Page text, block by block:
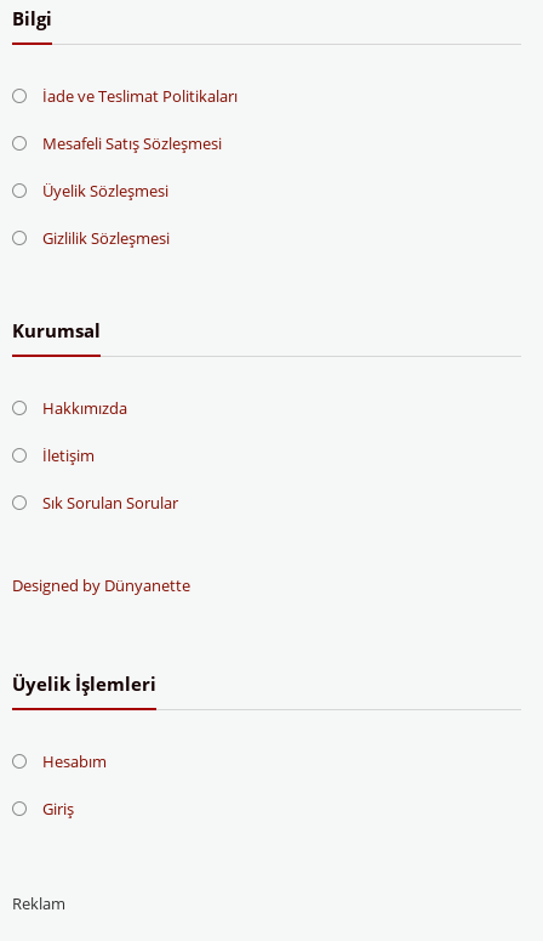
Bilgi
İade ve Teslimat Politikaları
Mesafeli Satış Sözleşmesi
Üyelik Sözleşmesi
Gizlilik Sözleşmesi
Kurumsal
Hakkımızda
İletişim
Sık Sorulan Sorular
Designed by Dünyanette
Üyelik İşlemleri
Hesabım
Giriş
Reklam